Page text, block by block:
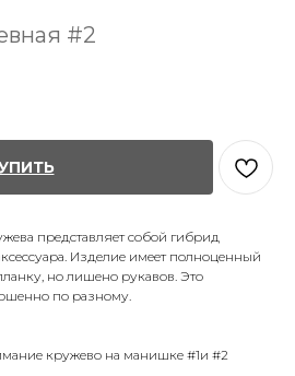
#2
представляет собой гибрид
Изделие имеет полноценный
но лишено рукавов. Это
по разному.
кружево на манишке #1и #2